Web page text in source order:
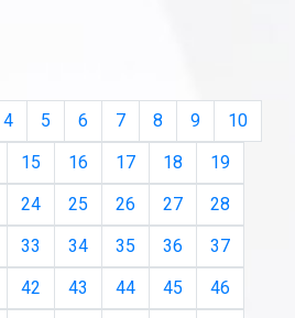
4 5 6 7 8 9
10
15 16 17 18
19
24 25 26 27
28
33 34 35 36
37
42 43 44 45
46